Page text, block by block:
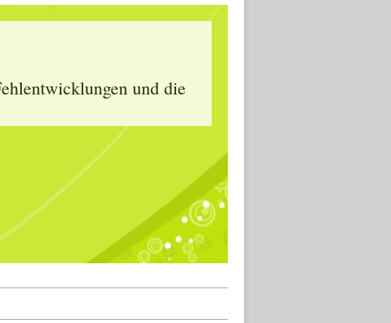
und die